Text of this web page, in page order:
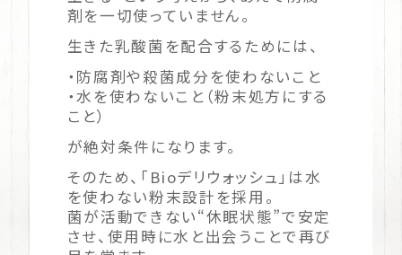
剤を一切使っていません。
生きた乳酸菌を配合するためには、
・防腐剤や殺菌成分を使わないこと
・水を使わないこと（粉末処方にする
こと）
が絶対条件になります。
そのため、「Bioデリウォッシュ」は水
を使わない粉末設計を採用。
菌が活動できない“休眠状態”で安定
させ、使用時に水と出会うことで再び